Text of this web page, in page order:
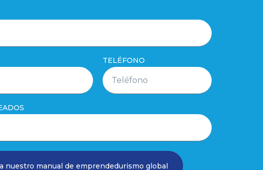
TELÉFONO
nuestro manual de emprendedurismo global